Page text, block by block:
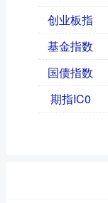
创业板指
基金指数
国债指数
期指IC0